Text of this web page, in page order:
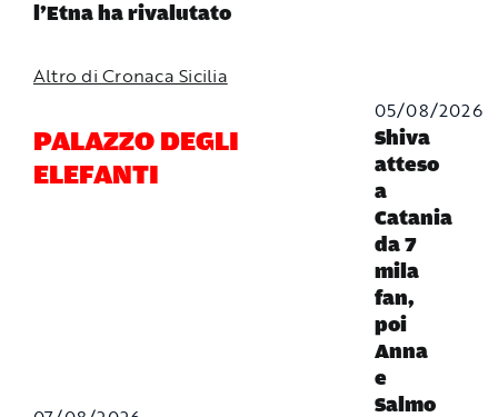
l’Etna ha rivalutato
Altro di Cronaca Sicilia
PALAZZO DEGLI
ELEFANTI
05/08/2026
Shiva
atteso
a
Catania
da 7
mila
fan,
poi
Anna
e
Salmo